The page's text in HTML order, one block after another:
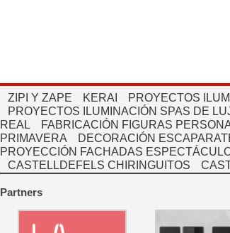
ZIPI Y ZAPE KERAI PROYECTOS
PROYECTOS ILUMINACIÓN SPAS DE
REAL
FABRICACIÓN FIGURAS
PRIMAVERA
DECORACIÓN
PROYECCIÓN FACHADAS
CASTELLDEFELS CHIRINGUITOS
Partners